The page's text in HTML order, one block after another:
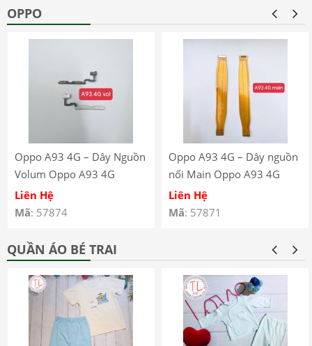
OPPO
Oppo A93 4G – Dây Nguồn
Volum Oppo A93 4G
CPH2121 CPH2123
Liên Hệ
Mã: 57874
Oppo A93 4G – Dây nguồn
nối Main Oppo A93 4G
CPH2121 CPH2123
Liên Hệ
Mã: 57871
QUẦN ÁO BÉ TRAI